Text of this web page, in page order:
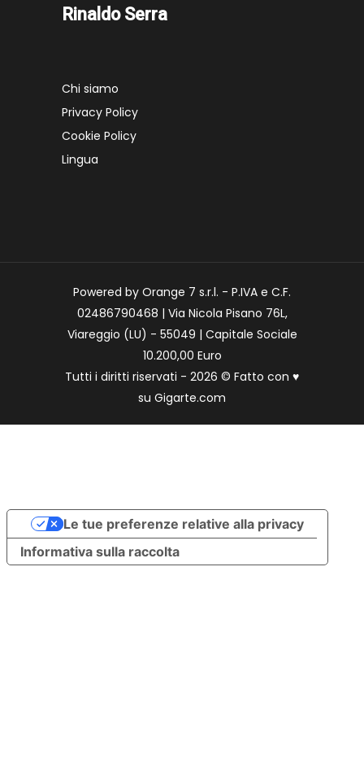
Rinaldo Serra
Chi siamo
Privacy Policy
Cookie Policy
Lingua
Powered by Orange 7 s.r.l. - P.IVA e C.F.
02486790468 | Via Nicola Pisano 76L,
Viareggio (LU) - 55049 | Capitale Sociale
10.200,00 Euro
Tutti i diritti riservati - 2026 © Fatto con ♥
su Gigarte.com
Informativa sulla raccolta
Le tue preferenze relative alla privacy